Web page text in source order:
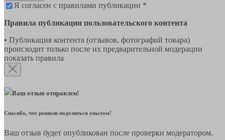
Я согласен с правилами публикации *
Правила публикации пользовательского контента
• Публикация контента (отзывов, фотографий товара)
происходит только после их предварительной модерации
показать правила
Ваш отзыв отправлен!
Спасибо, что решили поделиться опытом!
Ваш отзыв будет опубликован после проверки модератором.